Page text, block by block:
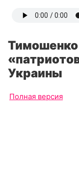
Тимошенко
Украины
Полная версия